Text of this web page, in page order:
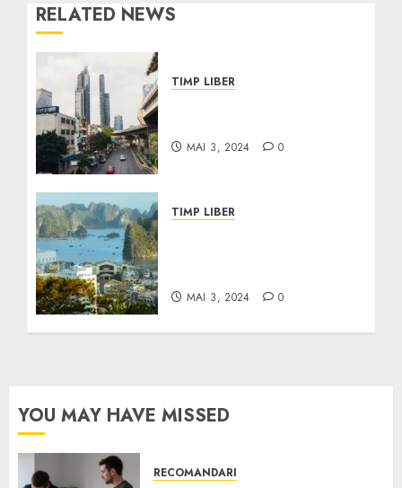
RELATED NEWS
TIMP LIBER
MAI 3, 2024 0
TIMP LIBER
MAI 3, 2024 0
YOU MAY HAVE MISSED
RECOMANDARI